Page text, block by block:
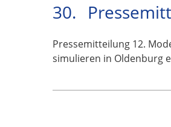
30.
Pressemitteilung 12.
simulieren in Oldenburg